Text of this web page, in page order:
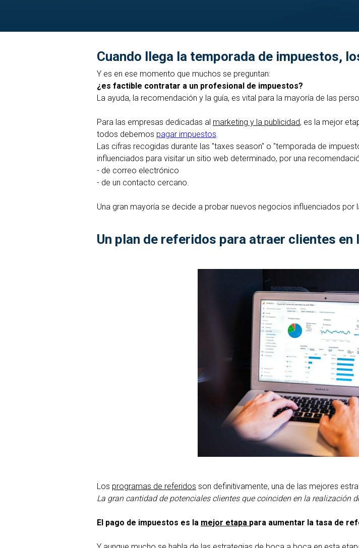
Cuando llega la temporada de impuestos,
Y es en ese momento que muchos se preguntan:
¿es factible contratar a un profesional de impuestos?
La ayuda, la recomendación y la guía, es vital para la mayoría de las
Para las empresas dedicadas al marketing y la publicidad, es la mejor
todos debemos pagar impuestos.
Las cifras recogidas durante las "taxes season" o "temporada de
influenciados para visitar un sitio web determinado, por una
- de correo electrónico
- de un contacto cercano.
Una gran mayoría se decide a probar nuevos negocios influenciados por
Un plan de referidos para atraer clientes
Los programas de referidos son definitivamente, una de las mejores
La gran cantidad de potenciales clientes que coinciden en la realización
El pago de impuestos es la mejor etapa para aumentar la tasa de